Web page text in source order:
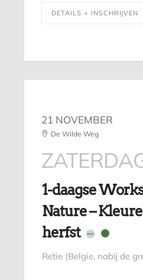
DETAILS + INSCHRIJVEN
21 NOVEMBER
De Wilde Weg
1-daagse
Nature –
herfst
Retie (Belgie, nabij de